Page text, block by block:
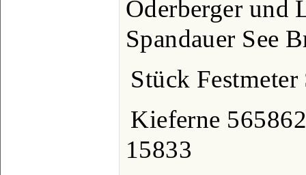
Oderberger und
Spandauer See
Stück
Kieferne
15833